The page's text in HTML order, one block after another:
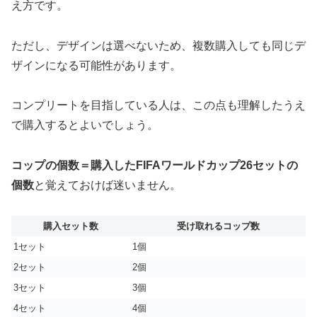
え方です。
ただし、デザインは選べないため、複数購入しても同じデ
ザインになる可能性があります。
コンプリートを目指している人は、この点も理解したうえ
で購入するとよいでしょう。
コップの個数＝購入したFIFAワールドカップ26セットの
個数と覚えておけば迷いません。
購入セット数
受け取れるコップ数
1セット
1個
2セット
2個
3セット
3個
4セット
4個